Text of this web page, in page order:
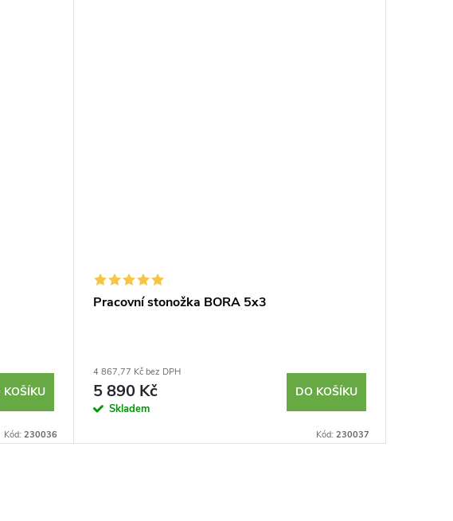
KOŠÍKU
Kód: 230036
Pracovní stonožka BORA 5x3
4 867,77 Kč bez DPH
5 890 Kč
Skladem
DO KOŠÍKU
Kód: 230037